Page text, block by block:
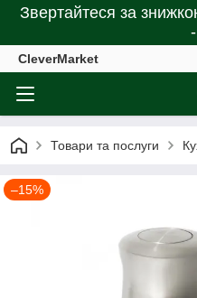
Звертайтеся за
CleverMarket
Товари та послуги
–15%